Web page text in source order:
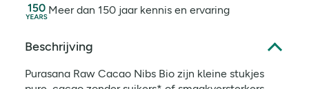
Meer dan 150 jaar kennis en ervaring
Beschrijving
Purasana Raw Cacao Nibs Bio zijn kleine stukjes